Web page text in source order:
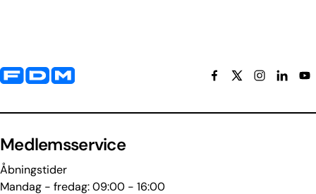
Yderligere information og kontaktoplysninger
Medlemsservice
Åbningstider
Mandag - fredag: 09:00 - 16:00